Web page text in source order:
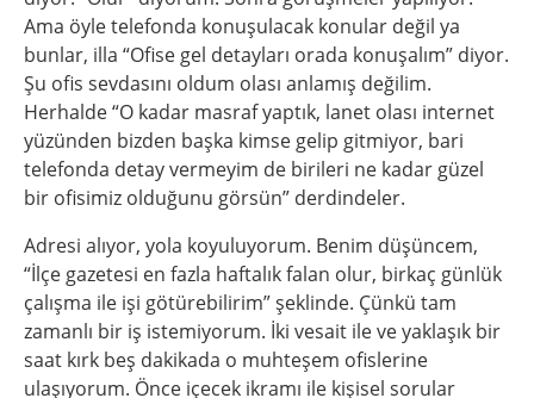
Ama öyle telefonda konuşulacak konular değil ya
bunlar, illa “Ofise gel detayları orada konuşalım” diyor.
Şu ofis sevdasını oldum olası anlamış değilim.
Herhalde “O kadar masraf yaptık, lanet olası internet
yüzünden bizden başka kimse gelip gitmiyor, bari
telefonda detay vermeyim de birileri ne kadar güzel
bir ofisimiz olduğunu görsün” derdindeler.
Adresi alıyor, yola koyuluyorum. Benim düşüncem,
“İlçe gazetesi en fazla haftalık falan olur, birkaç günlük
çalışma ile işi götürebilirim” şeklinde. Çünkü tam
zamanlı bir iş istemiyorum. İki vesait ile ve yaklaşık bir
saat kırk beş dakikada o muhteşem ofislerine
ulaşıyorum. Önce içecek ikramı ile kişisel sorular